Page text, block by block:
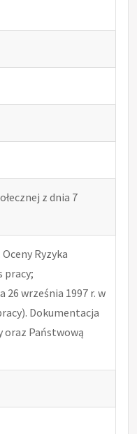
z dnia 7
Ryzyka
pracy;
września 1997 r. w
Dokumentacja
oraz Państwową